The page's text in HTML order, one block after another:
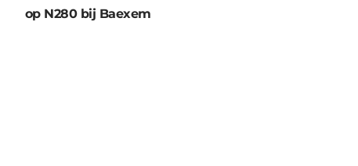
op N280 bij Baexem